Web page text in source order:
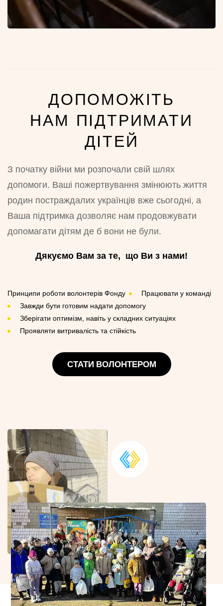
ДОПОМОЖІТЬ
НАМ ПІДТРИМАТИ
ДІТЕЙ
З початку війни ми розпочали свій шлях
допомоги. Ваші пожертвування змінюють життя
родин постраждалих українців вже сьогодні, а
Ваша підтримка дозволяє нам продовжувати
допомагати дітям де б вони не були.
Дякуємо Вам за те, що Ви з нами!
Принципи роботи волонтерів Фонду
Працювати у команді
Завжди бути готовим надати допомогу
Зберігати оптимізм, навіть у складних ситуаціях
Проявляти витривалість та стійкість
СТАТИ ВОЛОНТЕРОМ